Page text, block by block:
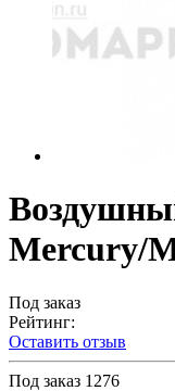
Mercury/
Под заказ
Рейтинг:
Оставить отзыв
Под заказ 1276